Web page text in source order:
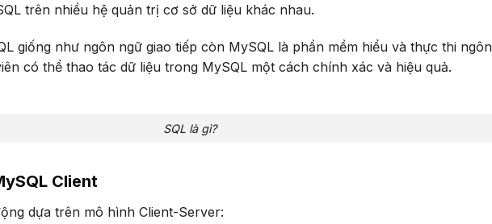
trên nhiều hệ quản trị cơ sở dữ liệu khác nhau.
giống như ngôn ngữ giao tiếp còn MySQL là phần mềm hiểu và thực thi
có thể thao tác dữ liệu trong MySQL một cách chính xác và hiệu quả.
SQL là gì?
Client
dựa trên mô hình Client-Server: